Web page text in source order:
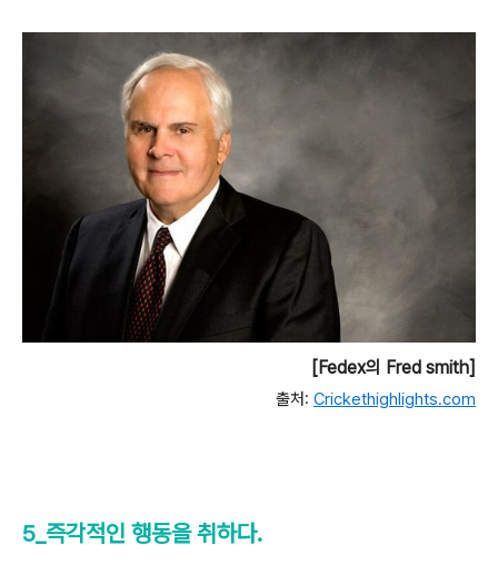
[Fedex의 Fred smith]
출처: Crickethighlights.com
5_즉각적인 행동을 취하다.